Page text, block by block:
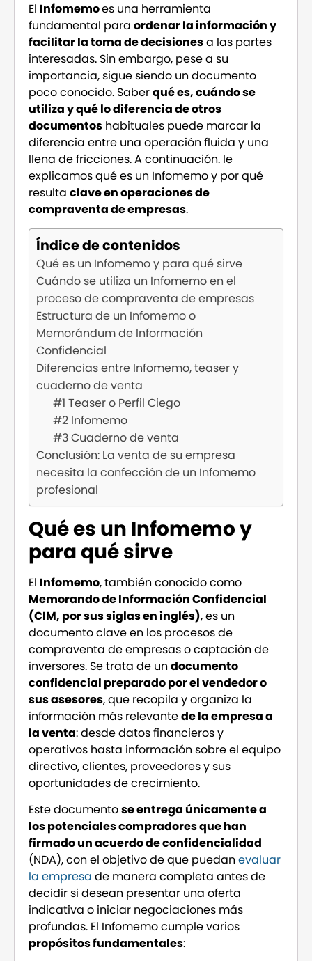
El Infomemoes una herramienta
fundamental para ordenar la información y
facilitar la toma de decisionesa las partes
interesadas. Sin embargo, pese a su
importancia, sigue siendo un documento
poco conocido. Saberqué es, cuándo se
utiliza y qué lo diferencia de otros
documentos habituales puede marcar la
diferencia entre una operación fluida y una
llena de fricciones. A continuación. le
explicamos qué es un Infomemo y por qué
resulta clave en operaciones de
compraventa de empresas.
Índice de contenidos
Qué es un Infomemo y para qué sirve
Cuándo se utiliza un Infomemo en el
proceso de compraventa de empresas
Estructura de un Infomemo o
Memorándum de Información
Confidencial
Diferencias entre Infomemo, teaser y
cuaderno de venta
#1 Teaser o Perfil Ciego
#2 Infomemo
#3 Cuaderno de venta
Conclusión: La venta de su empresa
necesita la confección de un Infomemo
profesional
Qué es un Infomemo y
para qué sirve
El Infomemo, también conocido como
Memorando de Información Confidencial
(CIM, por sus siglas en inglés), es un
documento clave en los procesos de
compraventa de empresas o captación de
inversores. Se trata de undocumento
confidencial preparado por el vendedor o
sus asesores, que recopila y organiza la
información más relevantede la empresa a
la venta: desde datos financieros y
operativos hasta información sobre el equipo
directivo, clientes, proveedores y sus
oportunidades de crecimiento.
Este documentose entrega únicamente a
los potenciales compradores que han
firmado un acuerdo de confidencialidad
(NDA), con el objetivo de que puedanevaluar
la empresa de manera completa antes de
decidir si desean presentar una oferta
indicativa o iniciar negociaciones más
profundas. El Infomemo cumple varios
propósitos fundamentales: